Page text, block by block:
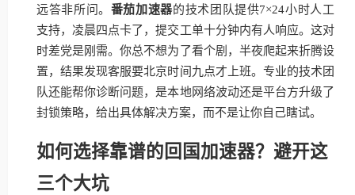
远答非所问。 番茄加速器的技术团队提供7×24小时人工
支持，凌晨四点卡了，提交工单十分钟内有人响应。这对
时差党是刚需。你总不想为了看个剧，半夜爬起来折腾设
置，结果发现客服要北京时间九点才上班。专业的技术团
队还能帮你诊断问题，是本地网络波动还是平台方升级了
封锁策略，给出具体解决方案，而不是让你自己瞎试。
如何选择靠谱的回国加速器？避开这
三个大坑